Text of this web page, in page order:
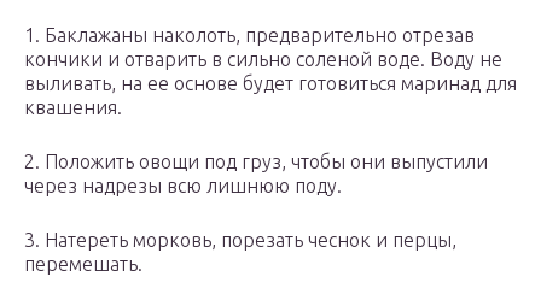
1. Баклажаны наколоть, предварительно отрезав
кончики и отварить в сильно соленой воде. Воду не
выливать, на ее основе будет готовиться маринад для
квашения.
2. Положить овощи под груз, чтобы они выпустили
через надрезы всю лишнюю поду.
3. Натереть морковь, порезать чеснок и перцы,
перемешать.